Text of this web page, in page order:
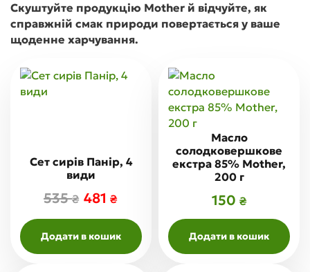
Скуштуйте продукцію Mother й відчуйте, як
справжній смак природи повертається у ваше
щоденне харчування.
Сет сирів Панір, 4
види
535₴ 481 ₴
Додати в кошик
Масло
солодковершкове
екстра 85% Mother,
200 г
150 ₴
Додати в кошик